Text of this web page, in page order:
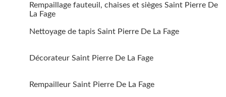
Rempaillage fauteuil, chaises et sièges Saint Pierre De
La Fage
Nettoyage de tapis Saint Pierre De La Fage
Décorateur Saint Pierre De La Fage
Rempailleur Saint Pierre De La Fage